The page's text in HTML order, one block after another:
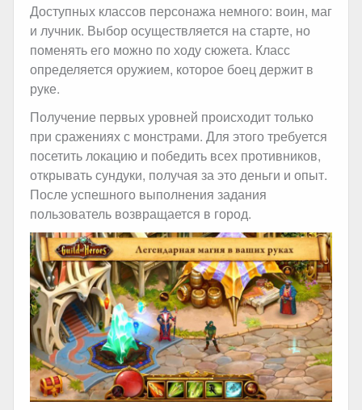
Доступных классов персонажа немного: воин, маг
и лучник. Выбор осуществляется на старте, но
поменять его можно по ходу сюжета. Класс
определяется оружием, которое боец держит в
руке.
Получение первых уровней происходит только
при сражениях с монстрами. Для этого требуется
посетить локацию и победить всех противников,
открывать сундуки, получая за это деньги и опыт.
После успешного выполнения задания
пользователь возвращается в город.